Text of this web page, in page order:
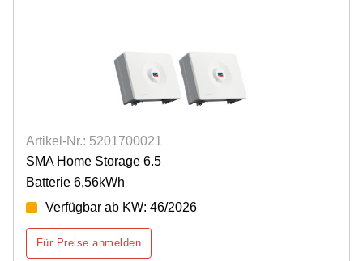
Artikel-Nr.: 5201700021
SMA Home Storage 6.5
Batterie 6,56kWh
Verfügbar ab KW: 46/2026
Für Preise anmelden